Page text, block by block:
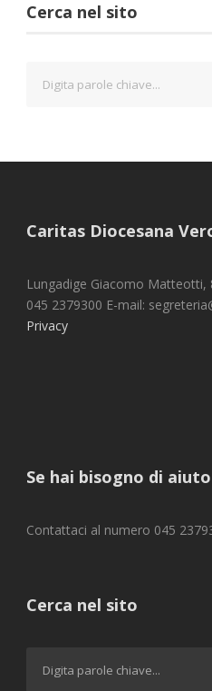
Cerca nel sito
Caritas Diocesana
Lungadige Giacomo Matteotti,
045 2379300 E-mail:
Privacy
Se hai bisogno di aiuto
Contattaci al numero 045
Cerca nel sito